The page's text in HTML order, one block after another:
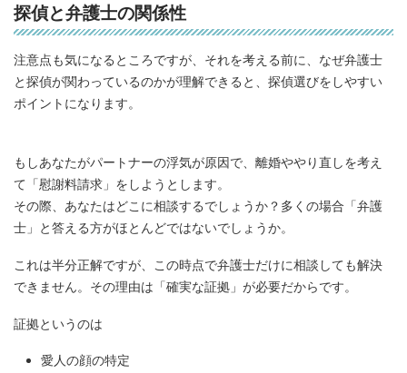
探偵と弁護士の関係性
注意点も気になるところですが、それを考える前に、なぜ弁護士
と探偵が関わっているのかが理解できると、探偵選びをしやすい
ポイントになります。
もしあなたがパートナーの浮気が原因で、離婚ややり直しを考え
て「慰謝料請求」をしようとします。
その際、あなたはどこに相談するでしょうか？多くの場合「弁護
士」と答える方がほとんどではないでしょうか。
これは半分正解ですが、この時点で弁護士だけに相談しても解決
できません。その理由は「確実な証拠」が必要だからです。
証拠というのは
愛人の顔の特定